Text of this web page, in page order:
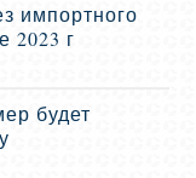
импортного
2023 г
будет